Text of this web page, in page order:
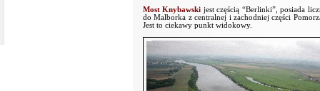
Most Knybawski jest częścią “Berlinki”, posiada
do Malborka z centralnej i zachodniej części
Jest to ciekawy punkt widokowy.